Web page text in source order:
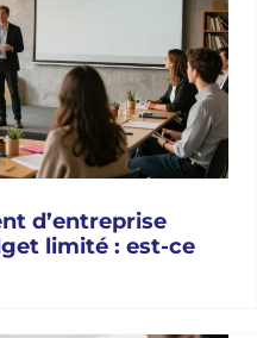
d’entreprise
limité : est-ce